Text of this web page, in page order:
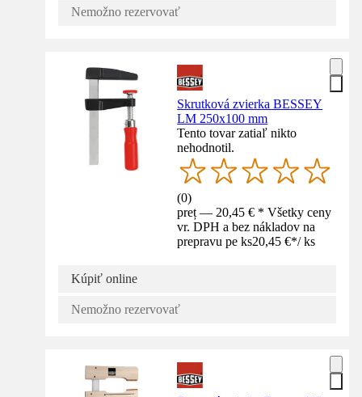
Nemožno rezervovať
Skrutková zvierka BESSEY
LM 250x100 mm
Tento tovar zatiaľ nikto
nehodnotil.
(0)
preț — 20,45 € * Všetky ceny
vr. DPH a bez nákladov na
prepravu pe ks20,45 €*/ ks
Kúpiť online
Nemožno rezervovať